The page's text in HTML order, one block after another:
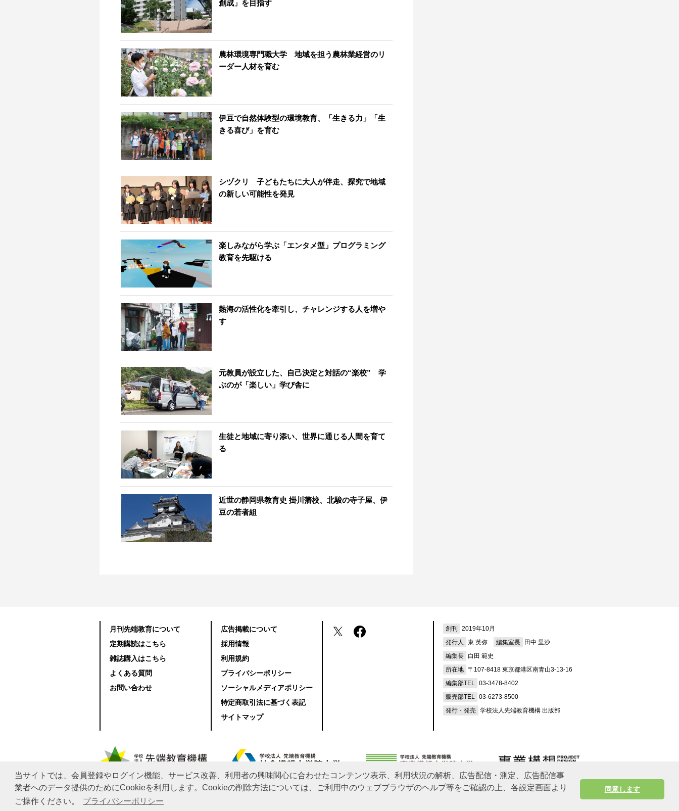
当サイトでは、会員登録やログイン機能、サービス改善、利用者の興味関心に合わせたコンテンツ表示、利用状況の解析、広告配信・測定、広告配信事
業者へのデータ提供のためにCookieを利用します。Cookieの削除方法については、ご利用中のウェブブラウザのヘルプ等をご確認の上、各設定画面より
ご操作ください。
プライバシーポリシー
同意します
創成」を目指す
農林環境専門職大学 地域を担う農林業経営のリ
ーダー人材を育む
伊豆で自然体験型の環境教育、「生きる力」「生
きる喜び」を育む
シヅクリ 子どもたちに大人が伴走、探究で地域
の新しい可能性を発見
楽しみながら学ぶ「エンタメ型」プログラミング
教育を先駆ける
熱海の活性化を牽引し、チャレンジする人を増や
す
元教員が設立した、自己決定と対話の“楽校” 学
ぶのが「楽しい」学び舎に
生徒と地域に寄り添い、世界に通じる人間を育て
る
近世の静岡県教育史 掛川藩校、北駿の寺子屋、伊
豆の若者組
月刊先端教育について
定期購読はこちら
雑誌購入はこちら
よくある質問
お問い合わせ
広告掲載について
採用情報
利用規約
プライバシーポリシー
ソーシャルメディアポリシー
特定商取引法に基づく表記
サイトマップ
創刊
2019年10月
発行人
東 英弥 編集室長
田中 里沙
編集長 白田 範史
所在地 〒107-8418 東京都港区南青山3-13-16
編集部TEL 03-3478-8402
販売部TEL 03-6273-8500
発行・発売 学校法人先端教育機構 出版部
Copyright © Advanced Academic Agency All rights reserved.